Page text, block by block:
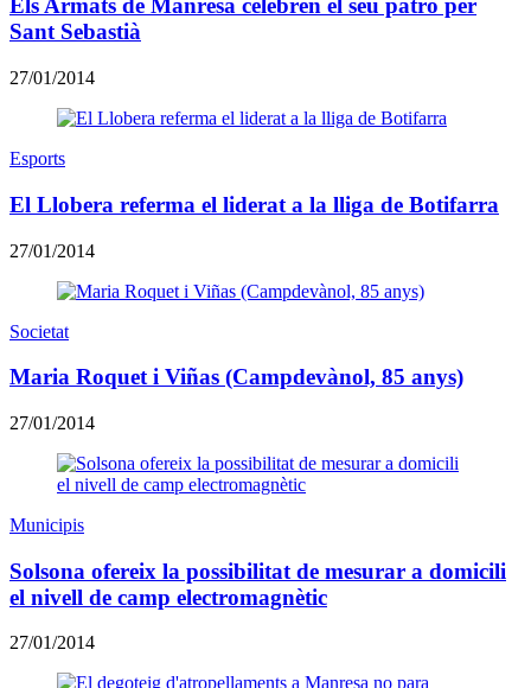
Els Armats de Manresa celebren el seu patró per
Sant Sebastià
27/01/2014
Esports
El Llobera referma el liderat a la lliga de Botifarra
27/01/2014
Societat
Maria Roquet i Viñas (Campdevànol, 85 anys)
27/01/2014
Municipis
Solsona ofereix la possibilitat de mesurar a domicili
el nivell de camp electromagnètic
27/01/2014